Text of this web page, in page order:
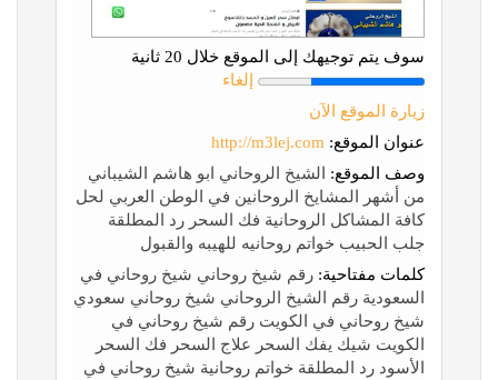
سوف يتم توجيهك إلى الموقع خلال 20 ثانية
إلغاء
زيارة الموقع الآن
عنوان الموقع: http://m3lej.com
وصف الموقع: الشيخ الروحاني ابو هاشم الشيباني
من أشهر المشايخ الروحانين في الوطن العربي لحل
كافة المشاكل الروحانية فك السحر رد المطلقة
جلب الحبيب خواتم روحانيه للهيبه والقبول
كلمات مفتاحية: رقم شيخ روحاني شيخ روحاني في
السعودية رقم الشيخ الروحاني شيخ روحاني سعودي
شيخ روحاني في الكويت رقم شيخ روحاني في
الكويت شيك يفك السحر علاج السحر فك السحر
الأسود رد المطلقة خواتم روحانية شيخ روحاني في